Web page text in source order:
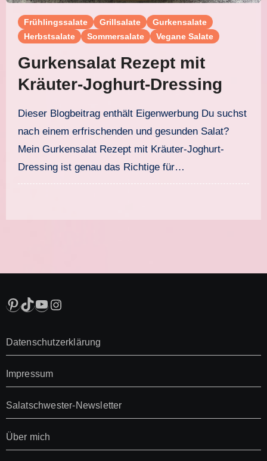
Frühlingssalate Grillsalate
Gurkensalate
Herbstsalate
Sommersalate Vegane Salate
Gurkensalat Rezept mit
Kräuter-Joghurt-Dressing
Dieser Blogbeitrag enthält Eigenwerbung Du suchst
nach einem erfrischenden und gesunden Salat?
Mein Gurkensalat Rezept mit Kräuter-Joghurt-
Dressing ist genau das Richtige für…
Pinterest
TikTok
YouTube
Instagram
Datenschutzerklärung
Impressum
Salatschwester-Newsletter
Über mich